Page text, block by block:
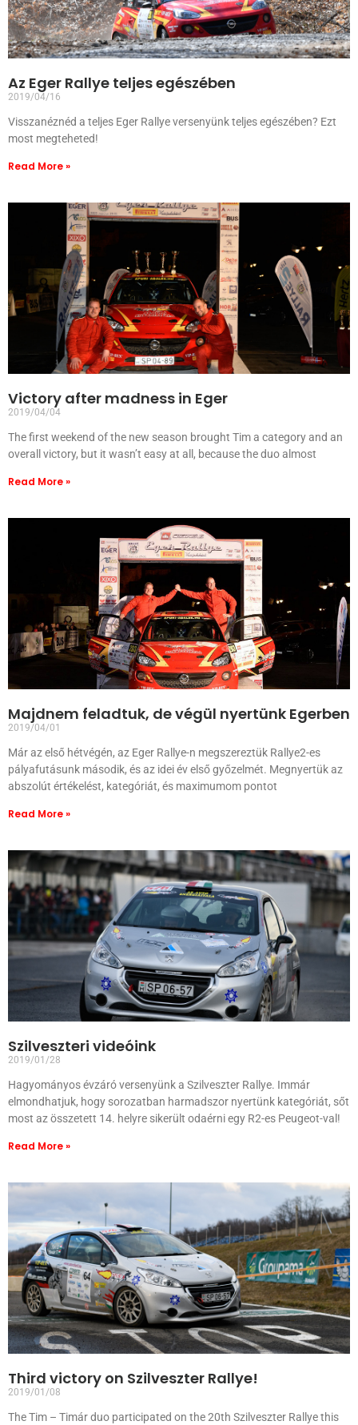
Az Eger Rallye teljes egészében
2019/04/16
Visszanéznéd a teljes Eger Rallye versenyünk teljes egészében? Ezt
most megteheted!
Read More »
Victory after madness in Eger
2019/04/04
The first weekend of the new season brought Tim a category and an
overall victory, but it wasn’t easy at all, because the duo almost
Read More »
Majdnem feladtuk, de végül nyertünk Egerben
2019/04/01
Már az első hétvégén, az Eger Rallye-n megszereztük Rallye2-es
pályafutásunk második, és az idei év első győzelmét. Megnyertük az
abszolút értékelést, kategóriát, és maximumom pontot
Read More »
Szilveszteri videóink
2019/01/28
Hagyományos évzáró versenyünk a Szilveszter Rallye. Immár
elmondhatjuk, hogy sorozatban harmadszor nyertünk kategóriát, sőt
most az összetett 14. helyre sikerült odaérni egy R2-es Peugeot-val!
Read More »
Third victory on Szilveszter Rallye!
2019/01/08
The Tim – Timár duo participated on the 20th Szilveszter Rallye this